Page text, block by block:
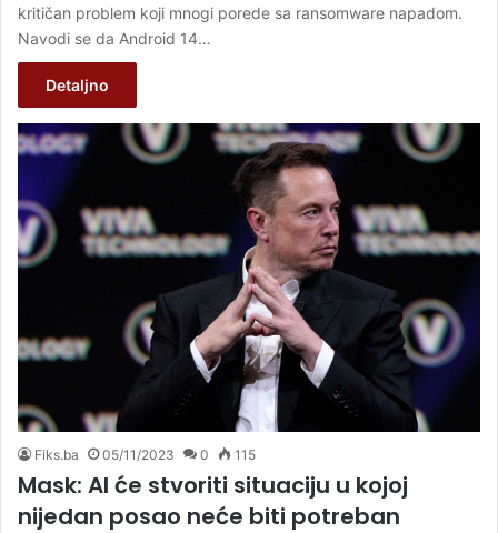
kritičan problem koji mnogi porede sa ransomware napadom.
Navodi se da Android 14…
Detaljno
Fiks.ba 05/11/2023 0 115
Mask: AI će stvoriti situaciju u kojoj
nijedan posao neće biti potreban